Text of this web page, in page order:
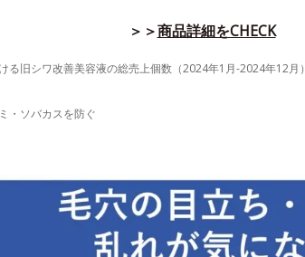
＞＞商品詳細をCHECK
る旧シワ改善美容液の総売上個数（2024年1月-2024年12月）
・ソバカスを防ぐ